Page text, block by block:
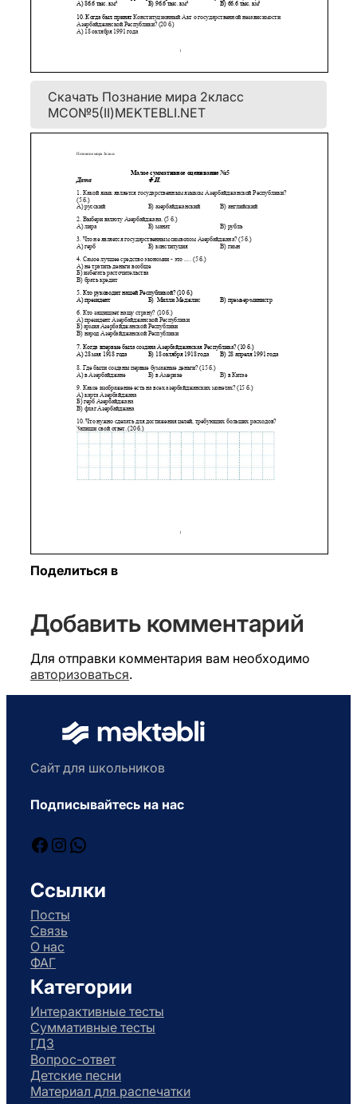
Скачать Познание мира 2класс
МСО№5(II)MEKTEBLI.NET
Поделиться в
Добавить комментарий
Для отправки комментария вам необходимо
авторизоваться.
Сайт для школьников
Подписывайтесь на нас
Facebook
Instagram
WhatsApp
Ссылки
Посты
Связь
О нас
ФАГ
Категории
Интерактивные тесты
Суммативные тесты
ГДЗ
Вопрос-ответ
Детские песни
Материал для распечатки